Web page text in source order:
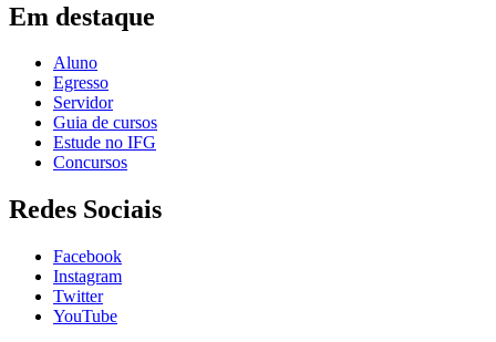
Em destaque
Aluno
Egresso
Servidor
Guia de cursos
Estude no IFG
Concursos
Redes Sociais
Facebook
Instagram
Twitter
YouTube